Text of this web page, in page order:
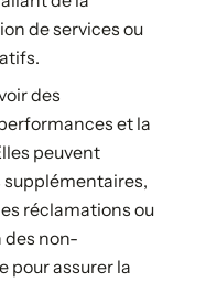
de services ou
des
et la
peuvent
réclamations ou
des non-
pour assurer la